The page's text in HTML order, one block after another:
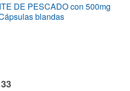
DE PESCADO con 500mg
blandas